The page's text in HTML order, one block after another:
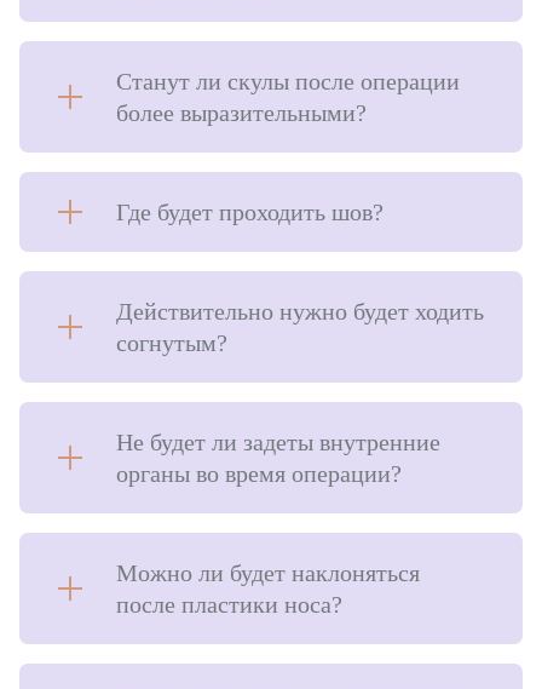
Станут ли скулы после операции
более выразительными?
Где будет проходить шов?
Действительно нужно будет ходить
согнутым?
Не будет ли задеты внутренние
органы во время операции?
Можно ли будет наклоняться
после пластики носа?